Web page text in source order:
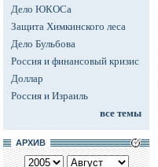
Дело ЮКОСа
Защита Химкинского леса
Дело Бульбова
Россия и финансовый кризис
Доллар
Россия и Израиль
все темы
АРХИВ